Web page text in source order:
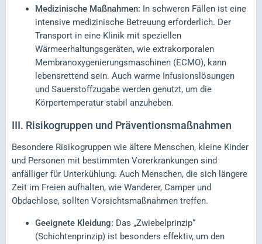
Medizinische Maßnahmen: In schweren Fällen ist eine
intensive medizinische Betreuung erforderlich. Der
Transport in eine Klinik mit speziellen
Wärmeerhaltungsgeräten, wie extrakorporalen
Membranoxygenierungsmaschinen (ECMO), kann
lebensrettend sein. Auch warme Infusionslösungen
und Sauerstoffzugabe werden genutzt, um die
Körpertemperatur stabil anzuheben.
III. Risikogruppen und Präventionsmaßnahmen
Besondere Risikogruppen wie ältere Menschen, kleine Kinder
und Personen mit bestimmten Vorerkrankungen sind
anfälliger für Unterkühlung. Auch Menschen, die sich längere
Zeit im Freien aufhalten, wie Wanderer, Camper und
Obdachlose, sollten Vorsichtsmaßnahmen treffen.
Geeignete Kleidung: Das „Zwiebelprinzip“
(Schichtenprinzip) ist besonders effektiv, um den